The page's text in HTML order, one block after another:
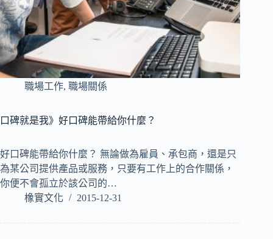
職場工作, 職場關係
口碑就是我》好口碑能帶給你什麼？
好口碑能帶給你什麼？ 無論做為雇員、承包商，還是只
為某公司提供產品或服務，只要有工作上的合作關係，
你便不會孤立於該公司的…
橡實文化
2015-12-31